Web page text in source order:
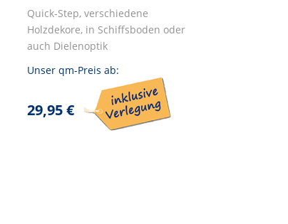
Quick-Step, verschiedene
Holzdekore, in Schiffsboden oder
auch Dielenoptik
Unser qm-Preis ab:
29,95 €